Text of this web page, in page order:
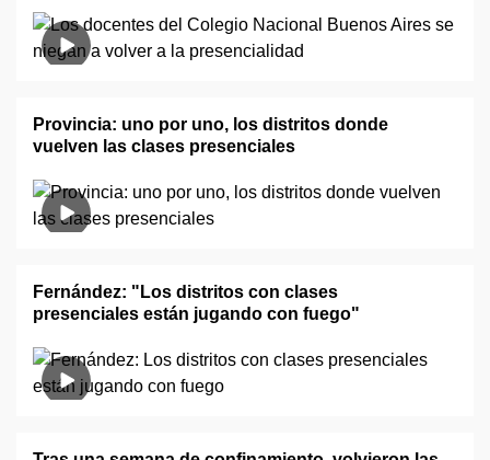
Provincia: uno por uno, los distritos donde
vuelven las clases presenciales
Fernández: "Los distritos con clases
presenciales están jugando con fuego"